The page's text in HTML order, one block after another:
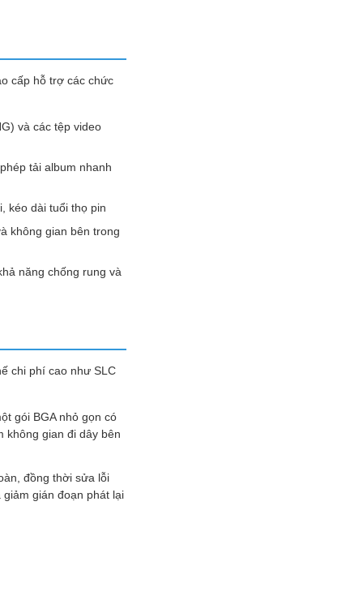
cấp hỗ trợ các chức
và các tệp video
tải album nhanh
kéo dài tuổi thọ pin
không gian bên trong
năng chống rung và
chi phí cao như SLC
gói BGA nhỏ gọn có
không gian đi dây bên
đồng thời sửa lỗi
gián đoạn phát lại